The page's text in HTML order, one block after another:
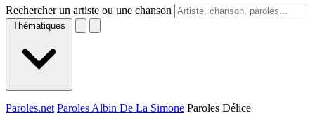
Rechercher un artiste ou une chanson
Thématiques
Paroles.net Paroles Albin De La Simone Paroles Délice